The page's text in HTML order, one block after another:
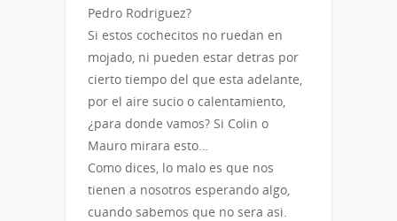
Pedro Rodriguez?
Si estos cochecitos no ruedan en
mojado, ni pueden estar detras por
cierto tiempo del que esta adelante,
por el aire sucio o calentamiento,
¿para donde vamos? Si Colin o
Mauro mirara esto…
Como dices, lo malo es que nos
tienen a nosotros esperando algo,
cuando sabemos que no sera asi.